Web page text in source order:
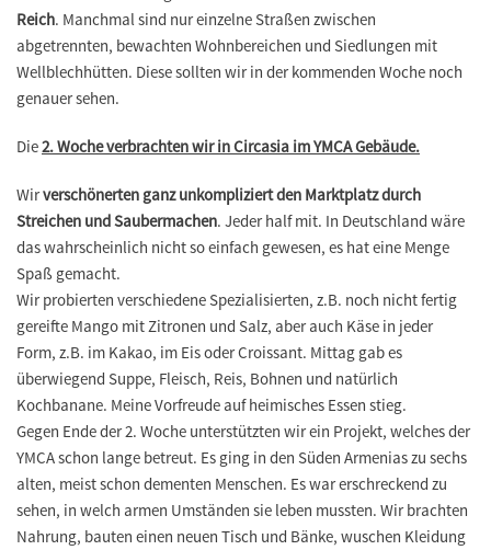
Reich. Manchmal sind nur einzelne Straßen zwischen
abgetrennten, bewachten Wohnbereichen und Siedlungen mit
Wellblechhütten. Diese sollten wir in der kommenden Woche noch
genauer sehen.
Die2. Woche verbrachten wir in Circasia im YMCA Gebäude.
Wirverschönerten ganz unkompliziert den Marktplatz durch
Streichen und Saubermachen. Jeder half mit. In Deutschland wäre
das wahrscheinlich nicht so einfach gewesen, es hat eine Menge
Spaß gemacht.
Wir probierten verschiedene Spezialisierten, z.B. noch nicht fertig
gereifte Mango mit Zitronen und Salz, aber auch Käse in jeder
Form, z.B. im Kakao, im Eis oder Croissant. Mittag gab es
überwiegend Suppe, Fleisch, Reis, Bohnen und natürlich
Kochbanane. Meine Vorfreude auf heimisches Essen stieg.
Gegen Ende der 2. Woche unterstützten wir ein Projekt, welches der
YMCA schon lange betreut. Es ging in den Süden Armenias zu sechs
alten, meist schon dementen Menschen. Es war erschreckend zu
sehen, in welch armen Umständen sie leben mussten. Wir brachten
Nahrung, bauten einen neuen Tisch und Bänke, wuschen Kleidung